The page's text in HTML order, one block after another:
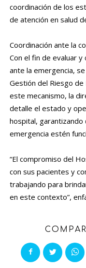
coordinación de los
de atención en salud
Coordinación ante la
Con el fin de evaluar
ante la emergencia,
Gestión del Riesgo
este mecanismo, la
detalle el estado y
hospital,
emergencia estén
“El compromiso del
con sus pacientes y
trabajando para
en este contexto”,